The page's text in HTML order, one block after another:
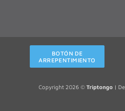
BOTÓN DE
ARREPENTIMIENTO
Copyright 2026 © Triptongo|